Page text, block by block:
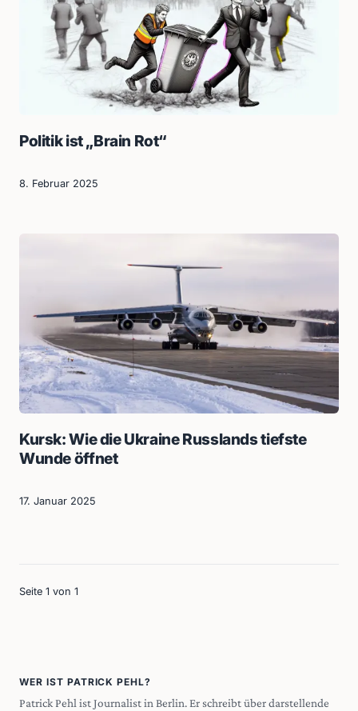
Politik ist „Brain Rot“
8. Februar 2025
Kursk: Wie die Ukraine Russlands tiefste
Wunde öffnet
17. Januar 2025
Seite 1 von 1
WER IST PATRICK PEHL?
Patrick Pehl ist Journalist in Berlin. Er schreibt über darstellende